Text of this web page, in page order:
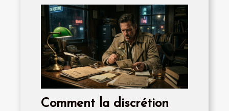
Comment la discrétion